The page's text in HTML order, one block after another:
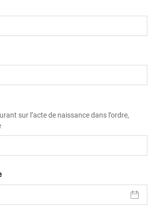
sur l’acte de naissance dans l’ordre,